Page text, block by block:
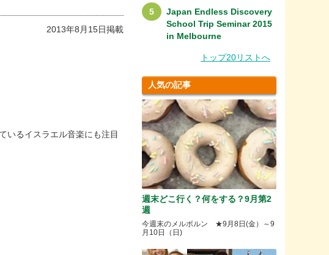
2013年8月15日掲載
いるイスラエル音楽にも注目
Japan Endless Discovery
School Trip Seminar 2015
in Melbourne
トップ20リストへ
人気の記事
週末どこ行く？何をする？9月第2
週
今週末のメルボルン ★9月8日(金）～9
月10日（日)